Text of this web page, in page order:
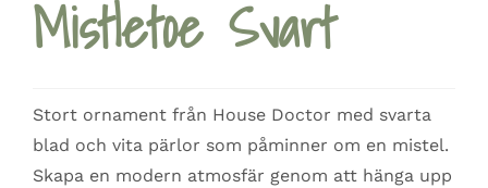
Mistletoe Svart
Stort ornament från House Doctor med svarta
blad och vita pärlor som påminner om en mistel.
Skapa en modern atmosfär genom att hänga upp